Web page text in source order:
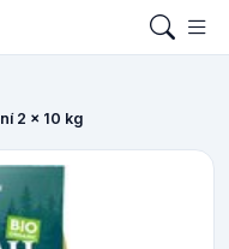
2 x 10 kg